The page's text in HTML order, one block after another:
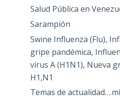
Salud Pública en
Sarampión
Swine Influenza (Flu),
gripe pandémica,
virus A (H1N1), Nueva
H1,N1
Temas de